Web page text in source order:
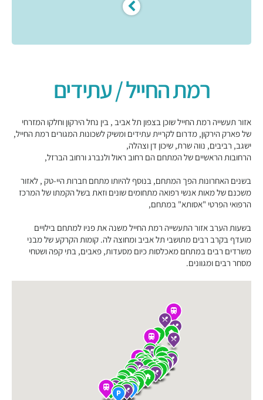
רמת החייל / עתידים
אזור תעשייה רמת החייל שוכן בצפון תל אביב , בין נחל הירקון וחלקו המזרחי
של פארק הירקון, מדרום לקריית עתידים ומשיק לשכונות המגורים רמת החייל,
ישגב, רביבים, נווה שרת, שיכון דן וצהלה,
הרחובות הראשיים של המתחם הם רחוב ראול ולנברג ורחוב הברזל,
בשנים האחרונות הפך המתחם, בנוסף להיותו מתחם חברות היי-טק , לאזור
משכנם של מאות אנשי רפואה מתחומים שונים וזאת בשל הקמתו של המרכז
הרפואי הפרטי "אסותא" במתחם,
בשעות הערב אזור התעשייה רמת החייל משנה את פניו למתחם בילויים
מועדף בקרב רבים מתושבי תל אביב ומחוצה לה. קומות הקרקע של מבני
משרדים רבים במתחם מאכלסות כיום מסעדות, פאבים, בתי קפה ושטחי
מסחר רבים ומגוונים.